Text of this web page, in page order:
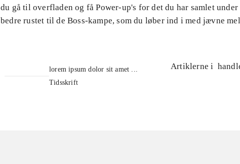
du gå til overfladen og få Power-up's for det du har samlet under
bedre rustet til de Boss-kampe, som du løber ind i med jævne
lorem ipsum dolor sit amet ...
Tidsskrift
Artiklerne i